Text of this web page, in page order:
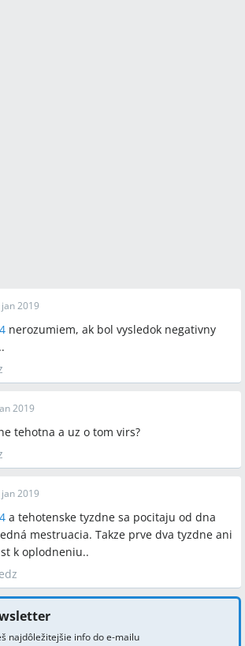
jan 2019
nerozumiem, ak bol vysledok negativny
2019
tehotna a uz o tom virs?
jan 2019
a tehotenske tyzdne sa pocitaju od dna
mestruacia. Takze prve dva tyzdne ani
k oplodneniu..
najdôležitejšie info do e-mailu